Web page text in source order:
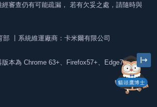
貓頭鷹博士
審查仍有可能疏漏， 若有欠妥之處，請隨時與
部 丨系統維運廠商：卡米爾有限公司
版本為 Chrome 63+、Firefox57+、Edge79+及